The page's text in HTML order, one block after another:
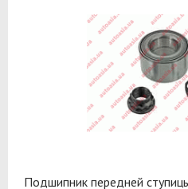
Подшипник передней